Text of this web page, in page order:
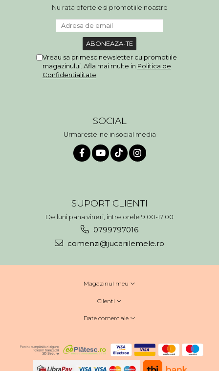
Nu rata ofertele si promotiile noastre
Vreau sa primesc newsletter cu promotiile
magazinului. Afla mai multe in Politica de
Confidentialitate
SOCIAL
Urmareste-ne in social media
SUPORT CLIENTI
De luni pana vineri, intre orele 9:00-17:00
0799797016
comenzi@jucariilemele.ro
Magazinul meu
Clienti
Date comerciale